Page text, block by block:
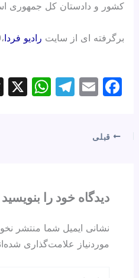
کشور و دادستان کل جمهوری
برگرفته ای از سایت رادیو فردا
F
e
o
k
E
T
W
p
قبلی
دیدگاه‌ خود را بنویسید
نشانی ایمیل شما منتشر
موردنیاز علامت‌گذاری